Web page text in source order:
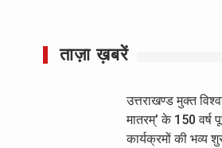
ताज़ा ख़बरें
उत्तराखण्ड मुक्त
मातरम्’ के 150 वर्ष
कार्यक्रमों की भव्य